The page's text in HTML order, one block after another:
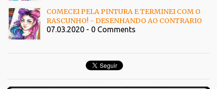
COMECEI PELA PINTURA E TERMINEI COM O
RASCUNHO! - DESENHANDO AO CONTRARIO
07.03.2020 - 0 Comments